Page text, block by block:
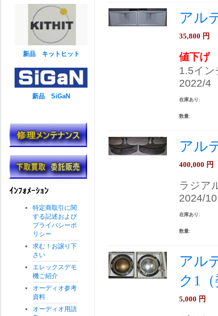
アル
35,800 円
値下げ
1.5イン
2022/4
在庫あり:
数量:
アル
400,000 円
ラジア
2024/10
在庫あり:
数量:
アル
ク1
5,000 円
新品 キットヒット
新品 SiGaN
ｲﾝﾌｫﾒｰｼｮﾝ
特定商取引に関
する記述および
プライバシーポ
リシー
求む！お譲り下
さい
エレックスデモ
機ご紹介
オーディオ参考
資料
オーディオ用語